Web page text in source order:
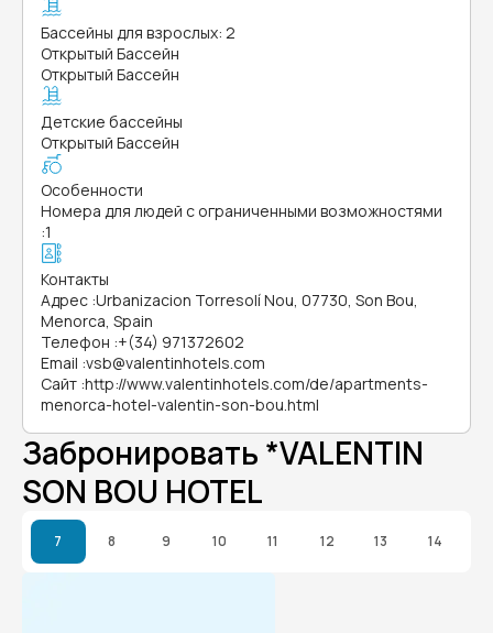
Бассейны для взрослых: 2
Открытый Бассейн
Открытый Бассейн
Детские бассейны
Открытый Бассейн
Особенности
Номера для людей с ограниченными возможностями
:1
Контакты
Адрес :Urbanizacion Torresolí Nou, 07730, Son Bou,
Menorca, Spain
Телефон :+(34) 971372602
Email :vsb@valentinhotels.com
Сайт :http://www.valentinhotels.com/de/apartments-
menorca-hotel-valentin-son-bou.html
Забронировать *VALENTIN
SON BOU HOTEL
7 8 9 10 11 12 13 14